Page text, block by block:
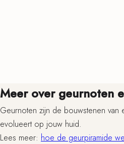
Meer over geurnoten
Geurnoten zijn de bouwstenen van
evolueert op jouw huid.
Lees meer: hoe de geurpiramide